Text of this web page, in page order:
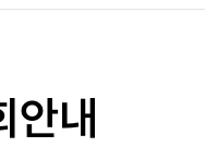
안내